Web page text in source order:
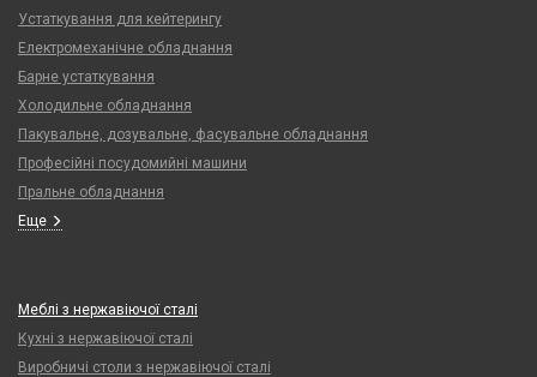
Устаткування для кейтерингу
Електромеханічне обладнання
Барне устаткування
Холодильне обладнання
Пакувальне, дозувальне, фасувальне обладнання
Професійні посудомийні машини
Пральне обладнання
Еще
Меблі з нержавіючої сталі
Кухні з нержавіючої сталі
Виробничі столи з нержавіючої сталі